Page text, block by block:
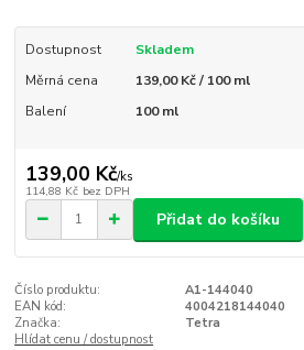
Dostupnost
Skladem
Měrná cena
139,00 Kč / 100 ml
Balení
100 ml
139,00 Kč/ks
114,88 Kč bez DPH
Přidat do košíku
Číslo produktu:
A1-144040
EAN kód:
4004218144040
Značka:
Tetra
Hlídat cenu / dostupnost